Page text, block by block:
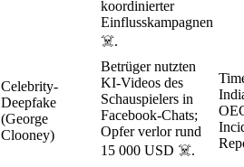
koordinierter
Einflusskampagnen
☠️.
Celebrity-
Deepfake
(George
Clooney)
Betrüger nutzten
KI-Videos des
Schauspielers in
Facebook-Chats;
Opfer verlor rund
15 000 USD ☠️.